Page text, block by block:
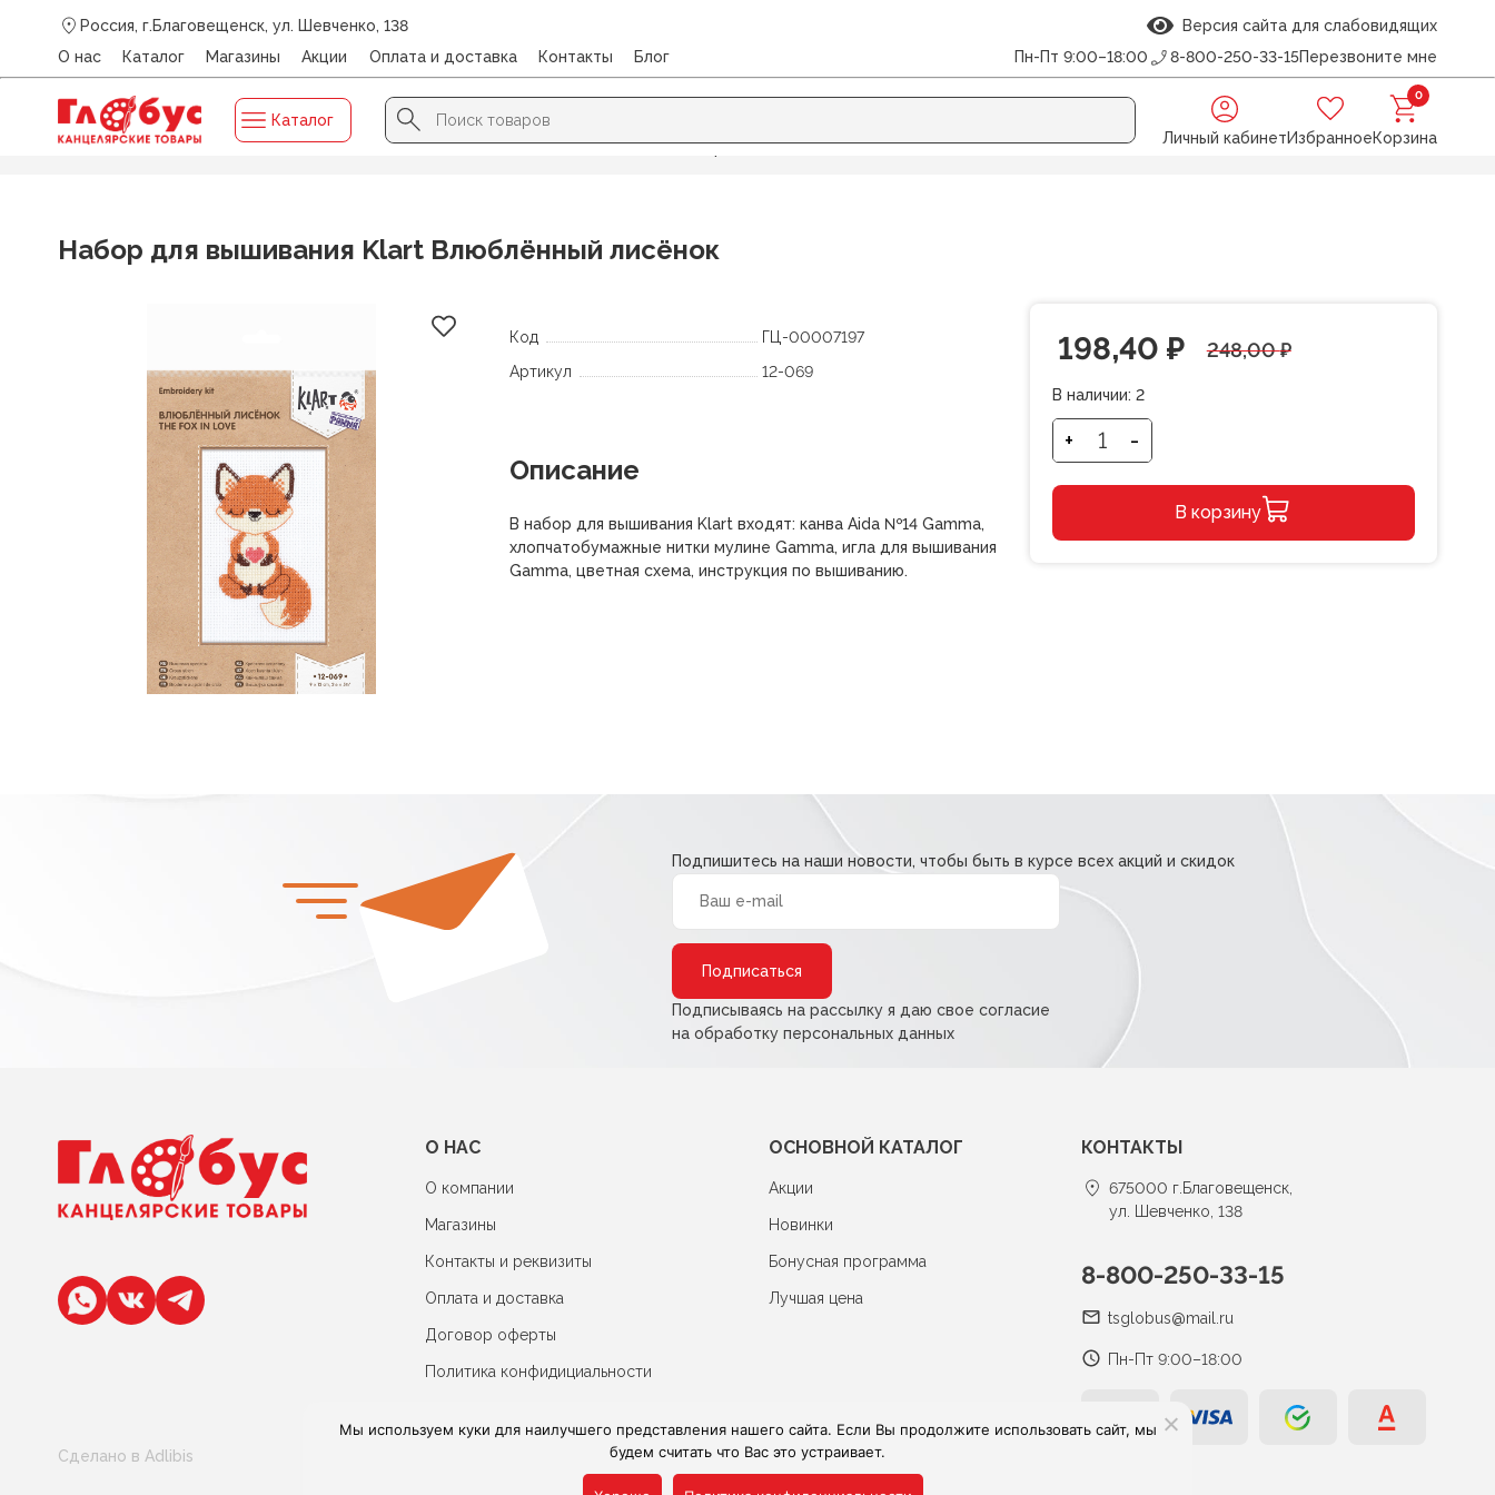
Россия, г.Благовещенск, ул. Шевченко, 138
Версия сайта для слабовидящих
О нас
Каталог Магазины Акции Оплата и доставка Контакты Блог Пн-Пт 9:00–18:00 8-800-250-33-15Перезвоните мне
Каталог
Search
for:
Search Button
Личный кабинетИзбранное
0
Корзина
Главная /Каталог/ ДЛЯ ТВОРЧЕСТВА И ХОББИ/Вязание, вышивка и шитье/Набор для вышивания Klart Влюблённый лисёнок
Набор для вышивания Klart Влюблённый лисёнок
Код
ГЦ-00007197
Артикул
12-069
Описание
В набор для вышивания Klart входят: канва Aida №14 Gamma,
хлопчатобумажные нитки мулине Gamma, игла для вышивания
Gamma, цветная схема, инструкция по вышиванию.
248,00₽
Первоначальная
цена
составляла
248,00 ₽.
198,40 ₽
Текущая
цена:
198,40 ₽.
В наличии: 2
+
Количество
вышивания
-
В корзину
Подпишитесь на наши новости, чтобы быть в курсе всех акций и скидок
Подписываясь на рассылку я даю свое согласие
на обработку персональных данных
О НАС
О компании
Магазины
Контакты и реквизиты
Оплата и доставка
Договор оферты
Политика конфидициальности
ОСНОВНОЙ КАТАЛОГ
Акции
Новинки
Бонусная программа
Лучшая цена
КОНТАКТЫ
675000 г.Благовещенск,
ул. Шевченко, 138
8-800-250-33-15
tsglobus@mail.ru
Пн-Пт 9:00–18:00
Сделано в Adlibis
Мы используем куки для наилучшего представления нашего сайта. Если Вы продолжите использовать сайт, мы
будем считать что Вас это устраивает.